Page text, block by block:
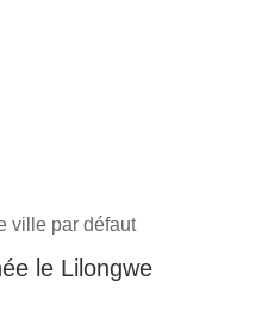
ville par défaut
le Lilongwe